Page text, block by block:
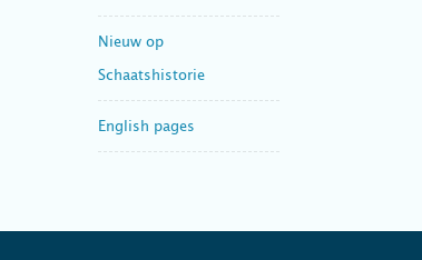
Nieuw op
Schaatshistorie
English pages